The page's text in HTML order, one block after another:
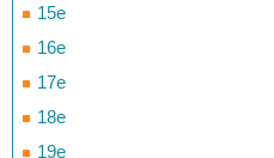
15e
16e
17e
18e
19e